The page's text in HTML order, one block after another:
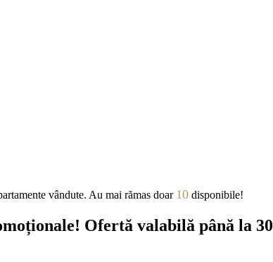
vândute. Au mai rămas doar 10 disponibile!
Ofertă valabilă până la